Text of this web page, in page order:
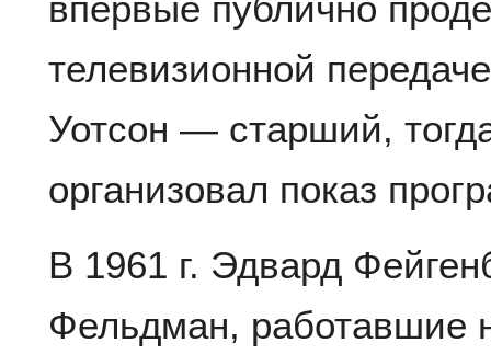
телевизионной
Уотсон — старший,
организовал показ
В 1961 г. Эдвард
Фельдман, работавшие